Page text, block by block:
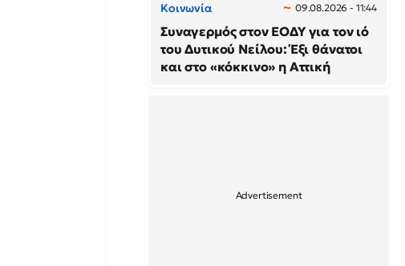
Κοινωνία 09.08.2026 - 11:44
Συναγερμός στον ΕΟΔΥ για τον ιό
του Δυτικού Νείλου: Έξι θάνατοι
και στο «κόκκινο» η Αττική